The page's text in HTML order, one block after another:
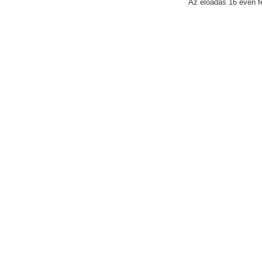
Az előadás 16 éven